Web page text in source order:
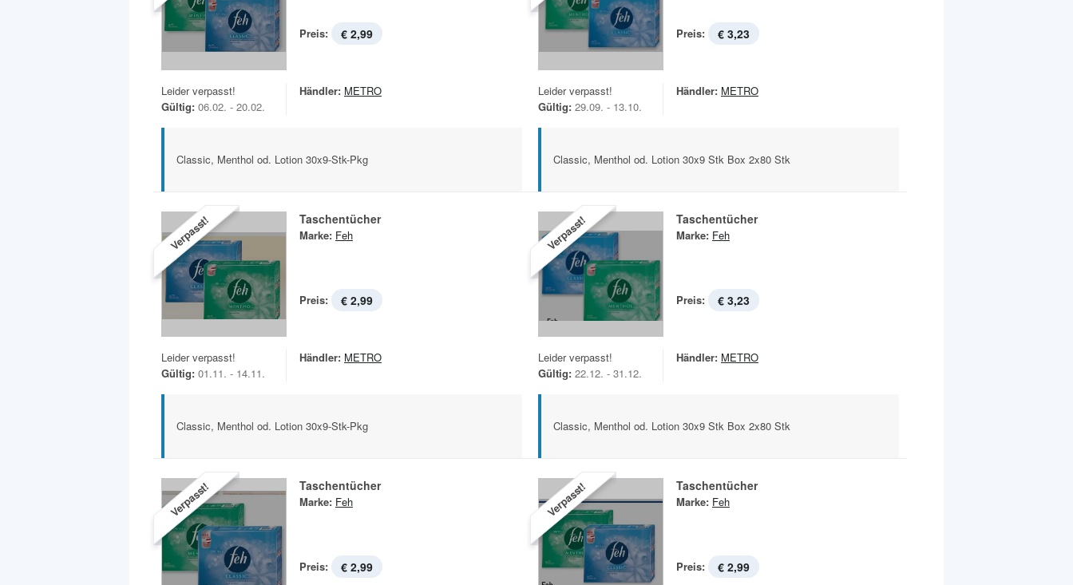
Preis: € 2,99
Leider verpasst!
Gültig: 06.02. - 20.02.
Händler: METRO
Classic, Menthol od. Lotion 30x9-Stk-Pkg
Preis: € 3,23
Leider verpasst!
Gültig: 29.09. - 13.10.
Händler: METRO
Classic, Menthol od. Lotion 30x9 Stk Box 2x80 Stk
Verpasst! Taschentücher
Marke: Feh
Preis: € 2,99
Leider verpasst!
Gültig: 01.11. - 14.11.
Händler: METRO
Classic, Menthol od. Lotion 30x9-Stk-Pkg
Verpasst! Taschentücher
Marke: Feh
Preis: € 3,23
Leider verpasst!
Gültig: 22.12. - 31.12.
Händler: METRO
Classic, Menthol od. Lotion 30x9 Stk Box 2x80 Stk
Verpasst! Taschentücher
Marke: Feh
Preis: € 2,99
Verpasst! Taschentücher
Marke: Feh
Preis: € 2,99